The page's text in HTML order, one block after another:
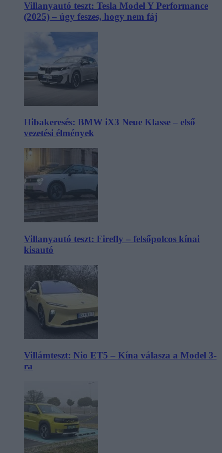
Villanyautó teszt: Tesla Model Y Performance
(2025) – úgy feszes, hogy nem fáj
Hibakeresés: BMW iX3 Neue Klasse – első
vezetési élmények
Villanyautó teszt: Firefly – felsőpolcos kínai
kisautó
Villámteszt: Nio ET5 – Kína válasza a Model 3-
ra